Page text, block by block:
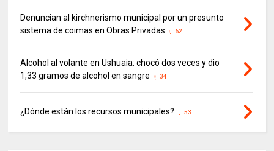
Denuncian al kirchnerismo municipal por un presunto
sistema de coimas en Obras Privadas
62
Alcohol al volante en Ushuaia: chocó dos veces y dio
1,33 gramos de alcohol en sangre
34
¿Dónde están los recursos municipales? 53